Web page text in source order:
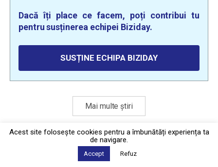
Dacă îți place ce facem, poți contribui tu
pentru susținerea echipei Biziday.
SUSȚINE ECHIPA BIZIDAY
Mai multe știri
Politica de confidențialitate
2026 © Biziday
Acest site foloseşte cookies pentru a îmbunătăți experiența ta
de navigare.
Accept Refuz